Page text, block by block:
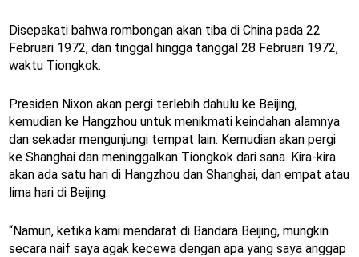
Disepakati bahwa rombongan akan tiba di China pada 22
Februari 1972, dan tinggal hingga tanggal 28 Februari 1972,
waktu Tiongkok.
Presiden Nixon akan pergi terlebih dahulu ke Beijing,
kemudian ke Hangzhou untuk menikmati keindahan alamnya
dan sekadar mengunjungi tempat lain. Kemudian akan pergi
ke Shanghai dan meninggalkan Tiongkok dari sana. Kira-kira
akan ada satu hari di Hangzhou dan Shanghai, dan empat atau
lima hari di Beijing.
“Namun, ketika kami mendarat di Bandara Beijing, mungkin
secara naif saya agak kecewa dengan apa yang saya anggap